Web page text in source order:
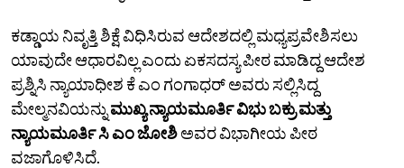
ಕಡ್ಡಾಯ ನಿವೃತ್ತಿ ಶಿಕ್ಷೆ ವಿಧಿಸಿರುವ ಆದೇಶದಲ್ಲಿ ಮಧ್ಯಪ್ರವೇಶಿಸಲು
ಯಾವುದೇ ಆಧಾರವಿಲ್ಲ ಎಂದು ಏಕಸದಸ್ಯ ಪೀಠ ಮಾಡಿದ್ದ ಆದೇಶ
ಪ್ರಶ್ನಿಸಿ ನ್ಯಾಯಾಧೀಶ ಕೆ ಎಂ ಗಂಗಾಧರ್‌ ಅವರು ಸಲ್ಲಿಸಿದ್ದ
ಮೇಲ್ಮನವಿಯನ್ನುಮುಖ್ಯ ನ್ಯಾಯಮೂರ್ತಿ ವಿಭು ಬಕ್ರು ಮತ್ತು
ನ್ಯಾಯಮೂರ್ತಿ ಸಿ ಎಂ ಜೋಶಿಅವರ ವಿಭಾಗೀಯ ಪೀಠ
ವಜಾಗೊಳಿಸಿದೆ.